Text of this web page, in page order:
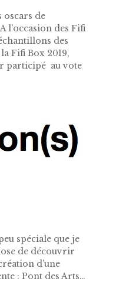
oscars de
l'occasion des Fifi
des
Fifi Box 2019,
participé au vote
spéciale que je
de découvrir
d’une
: Pont des Arts…